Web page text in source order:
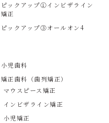
紹介
ピックアップ①インビザライン
矯正
ピックアップ③オールオン4
小児歯科
矯正歯科（歯列矯正）
マウスピース矯正
インビザライン矯正
小児矯正